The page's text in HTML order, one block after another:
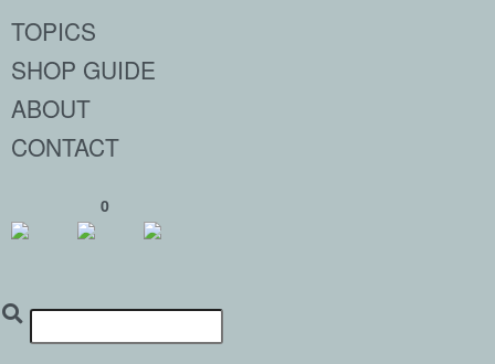
TOPICS
SHOP GUIDE
ABOUT
CONTACT
0